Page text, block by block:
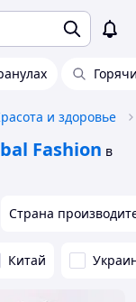
и здоровье
Fashion в
Страна
Китай